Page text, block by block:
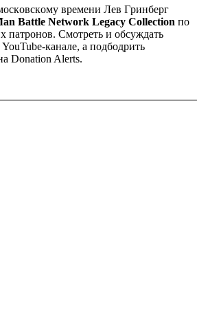
вpeмeни Лeв Гpинбepг
Battle Network Legacy Collection пo
пaтpoнoв. Cмoтpeть и oбcyждaть
кaнaлe, a пoдбoдpить
Donation Alerts.